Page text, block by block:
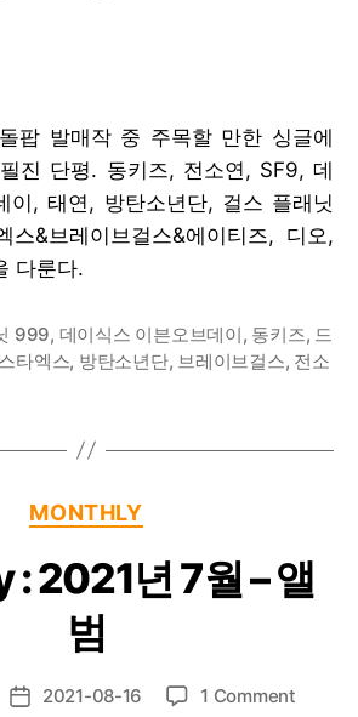
팝 발매작 중 주목할 만한 싱글에
진 단평. 동키즈, 전소연, SF9, 데
이, 태연, 방탄소년단, 걸스 플래닛
스&브레이브걸스&에이티즈, 디오,
다룬다.
999, 데이식스 이븐오브데이, 동키즈, 드
타엑스, 방탄소년단, 브레이브걸스, 전소
Categories
MONTHLY
2021년 7월 – 앨
범
Post2021-08-16 1 Commenton